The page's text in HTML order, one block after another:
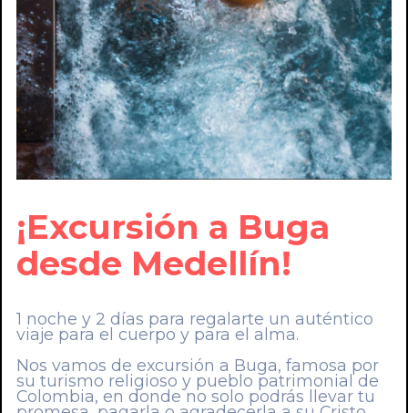
¡Excursión a Buga
desde Medellín!
1 noche y 2 días para regalarte un auténtico
viaje para el cuerpo y para el alma.
Nos vamos de excursión a Buga, famosa por
su turismo religioso y pueblo patrimonial de
Colombia, en donde no solo podrás llevar tu